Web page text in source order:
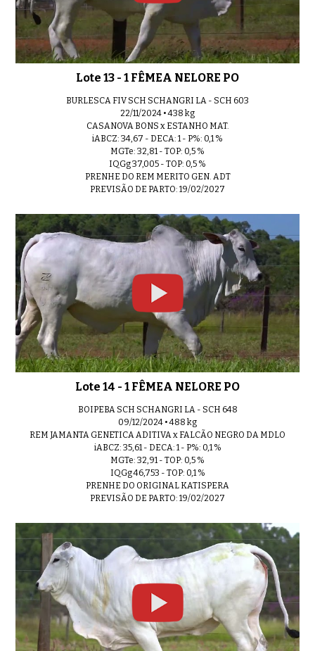
Lote 13 - 1 FÊMEA NELORE PO
BURLESCA FIV SCH SCHANGRI LA - SCH 603
22/11/2024 • 438 kg
CASANOVA BONS x ESTANHO MAT.
iABCZ: 34,67 - DECA: 1 - P%: 0,1 %
MGTe: 32,81 - TOP: 0,5 %
IQGg 37,005 - TOP: 0,5 %
PRENHE DO REM MERITO GEN. ADT
PREVISÃO DE PARTO: 19/02/2027
Lote 14 - 1 FÊMEA NELORE PO
BOIPEBA SCH SCHANGRI LA - SCH 648
09/12/2024 • 488 kg
REM JAMANTA GENETICA ADITIVA x FALCÃO NEGRO DA MDLO
iABCZ: 35,61 - DECA: 1 - P%: 0,1 %
MGTe: 32,91 - TOP: 0,5 %
IQGg 46,753 - TOP: 0,1 %
PRENHE DO ORIGINAL KATISPERA
PREVISÃO DE PARTO: 19/02/2027